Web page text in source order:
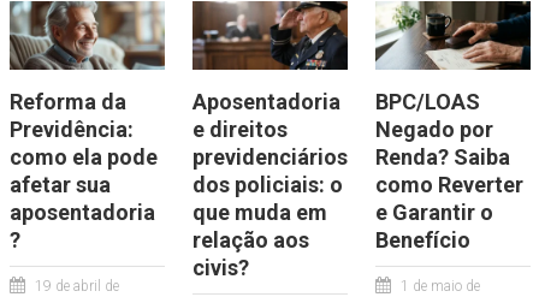
Reforma da
Previdência:
como ela pode
afetar sua
aposentadoria
?
19 de abril de
Aposentadoria
e direitos
previdenciários
dos policiais: o
que muda em
relação aos
civis?
BPC/LOAS
Negado por
Renda? Saiba
como Reverter
e Garantir o
Benefício
1 de maio de